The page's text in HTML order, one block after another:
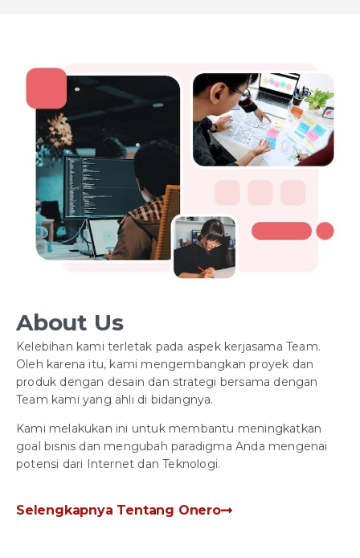
About Us
Kelebihan kami terletak pada aspek kerjasama Team.
Oleh karena itu, kami mengembangkan proyek dan
produk dengan desain dan strategi bersama dengan
Team kami yang ahli di bidangnya.
Kami melakukan ini untuk membantu meningkatkan
goal bisnis dan mengubah paradigma Anda mengenai
potensi dari Internet dan Teknologi.
Selengkapnya Tentang Onero